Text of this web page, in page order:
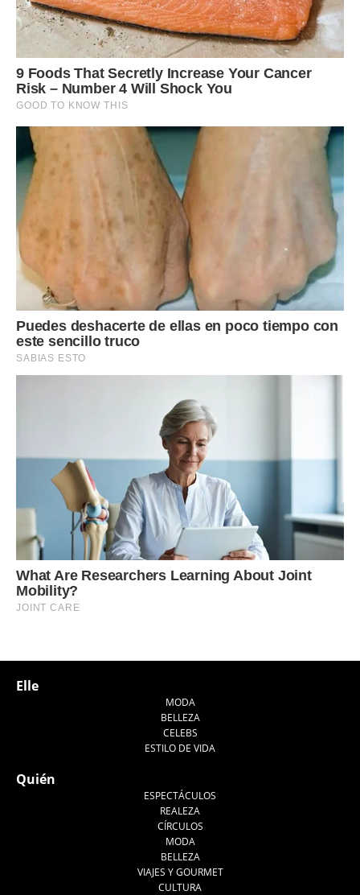
Elle
MODA
BELLEZA
CELEBS
ESTILO DE VIDA
Quién
ESPECTÁCULOS
REALEZA
CÍRCULOS
MODA
BELLEZA
VIAJES Y GOURMET
CULTURA